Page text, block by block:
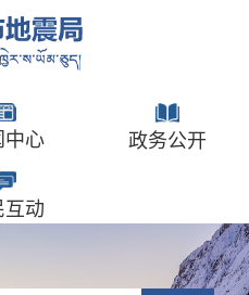
中心 政务公开
互动